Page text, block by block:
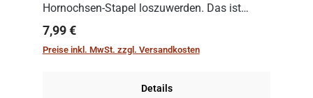
Hornochsen-Stapel loszuwerden. Das ist
kniffliger als gedacht, denn die Differenz
zwischen ausgespielter Karte und der
Regulärer Preis:
7,99 €
Preise inkl. MwSt. zzgl. Versandkosten
Details